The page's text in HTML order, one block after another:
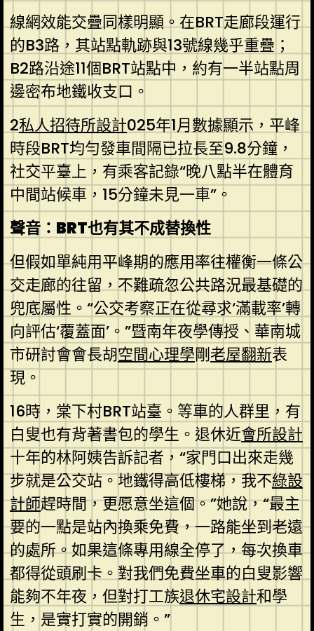
線網效能交疊同樣明顯。在BRT走廊段運行
的B3路，其站點軌跡與13號線幾乎重疊；
B2路沿途11個BRT站點中，約有一半站點周
邊密布地鐵收支口。
2私人招待所設計025年1月數據顯示，平峰
時段BRT均勻發車間隔已拉長至9.8分鐘，
社交平臺上，有乘客記錄“晚八點半在體育
中間站候車，15分鐘未見一車”。
聲音：BRT也有其不成替換性
但假如單純用平峰期的應用率往權衡一條公
交走廊的往留，不難疏忽公共路況最基礎的
兜底屬性。“公交考察正在從尋求‘滿載率’轉
向評估‘覆蓋面’。”暨南年夜學傳授、華南城
市研討會會長胡空間心理學剛老屋翻新表
現。
16時，棠下村BRT站臺。等車的人群里，有
白叟也有背著書包的學生。退休近會所設計
十年的林阿姨告訴記者，“家門口出來走幾
步就是公交站。地鐵得高低樓梯，我不綠設
計師趕時間，更愿意坐這個。”她說，“最主
要的一點是站內換乘免費，一路能坐到老遠
的處所。如果這條專用線全停了，每次換車
都得從頭刷卡。對我們免費坐車的白叟影響
能夠不年夜，但對打工族退休宅設計和學
生，是實打實的開銷。”